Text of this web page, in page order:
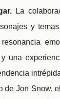
La
y
una
de Jon Snow,